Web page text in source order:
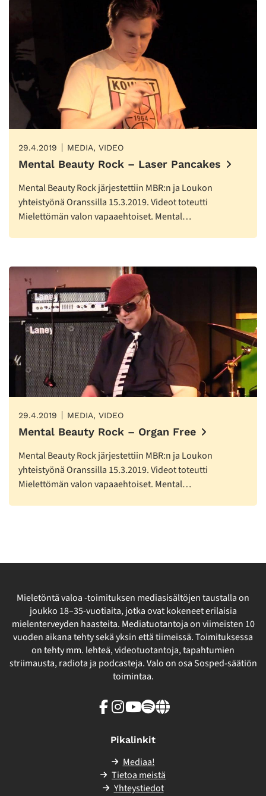
29.4.2019 MEDIA, VIDEO
Mental Beauty Rock – Laser Pancakes
Mental Beauty Rock järjestettiin MBR:n ja Loukon
yhteistyönä Oranssilla 15.3.2019. Videot toteutti
Mielettömän valon vapaaehtoiset. Mental…
29.4.2019 MEDIA, VIDEO
Mental Beauty Rock – Organ Free
Mental Beauty Rock järjestettiin MBR:n ja Loukon
yhteistyönä Oranssilla 15.3.2019. Videot toteutti
Mielettömän valon vapaaehtoiset. Mental…
Mieletöntä valoa -toimituksen mediasisältöjen taustalla on
joukko 18–35-vuotiaita, jotka ovat kokeneet erilaisia
mielenterveyden haasteita. Mediatuotantoja on viimeisten 10
vuoden aikana tehty sekä yksin että tiimeissä. Toimituksessa
on tehty mm. lehteä, videotuotantoja, tapahtumien
striimausta, radiota ja podcasteja. Valo on osa Sosped-säätiön
toimintaa.
Facebook
Instagram
Youtube
SpotifyLinkki
Pikalinkit
Mediaa!
Tietoa meistä
Yhteystiedot